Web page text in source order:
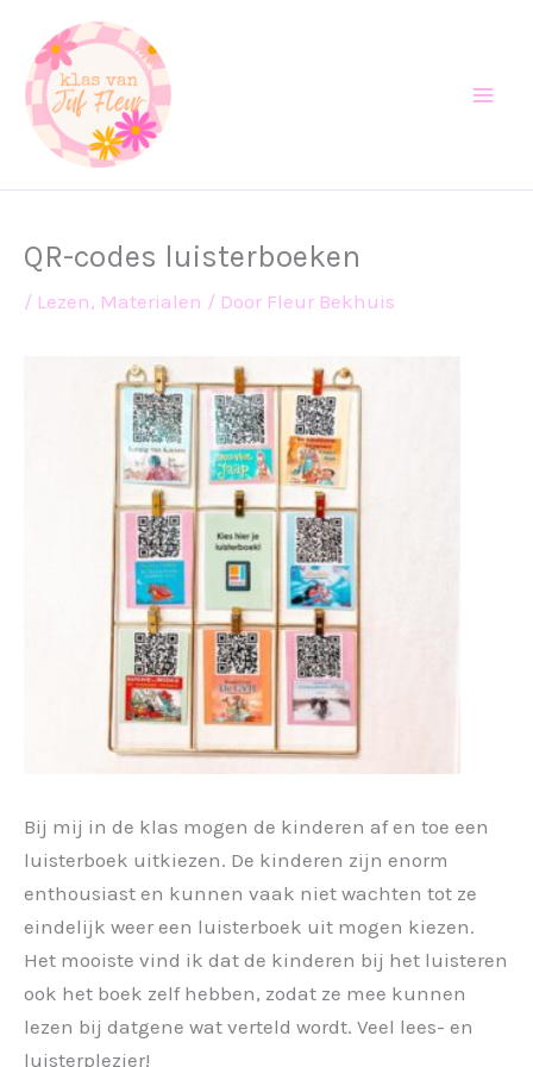
naar
inhoud
QR-codes luisterboeken
/ Lezen, Materialen / Door Fleur Bekhuis
Bij mij in de klas mogen de kinderen af en toe een
luisterboek uitkiezen. De kinderen zijn enorm
enthousiast en kunnen vaak niet wachten tot ze
eindelijk weer een luisterboek uit mogen kiezen.
Het mooiste vind ik dat de kinderen bij het luisteren
ook het boek zelf hebben, zodat ze mee kunnen
lezen bij datgene wat verteld wordt. Veel lees- en
luisterplezier!